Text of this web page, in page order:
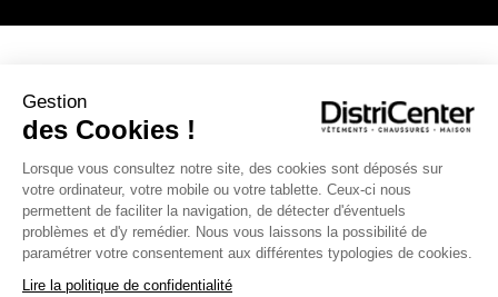
Gestion
des Cookies !
Lorsque vous consultez notre site, des cookies sont déposés sur
votre ordinateur, votre mobile ou votre tablette. Ceux-ci nous
permettent de faciliter la navigation, de détecter d'éventuels
problèmes et d'y remédier. Nous vous laissons la possibilité de
paramétrer votre consentement aux différentes typologies de cookies.
Lire la politique de confidentialité
NOS SERVICES
L’ENSEIGNE DISTRICENTER
Suivez-nous